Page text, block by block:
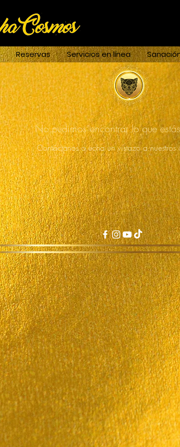
Reservas Servicios en línea
No pudimos encontrar lo que
Contáctanos o echa un vistazo a nuestros